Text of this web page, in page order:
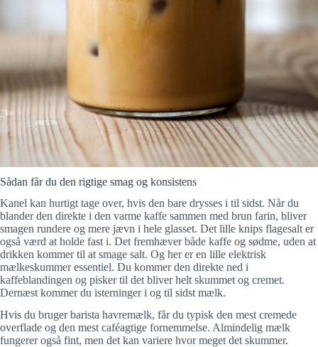
Sådan får du den rigtige smag og konsistens
Kanel kan hurtigt tage over, hvis den bare drysses i til sidst. Når du
blander den direkte i den varme kaffe sammen med brun farin, bliver
smagen rundere og mere jævn i hele glasset. Det lille knips flagesalt er
også værd at holde fast i. Det fremhæver både kaffe og sødme, uden at
drikken kommer til at smage salt. Og her er en lille elektrisk
mælkeskummer essentiel. Du kommer den direkte ned i
kaffeblandingen og pisker til det bliver helt skummet og cremet.
Dernæst kommer du isterninger i og til sidst mælk.
Hvis du bruger barista havremælk, får du typisk den mest cremede
overflade og den mest caféagtige fornemmelse. Almindelig mælk
fungerer også fint, men det kan variere hvor meget det skummer.